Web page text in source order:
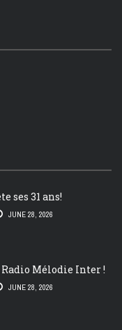
ses 31 ans!
JUNE 28, 2026
Mélodie Inter !
JUNE 28, 2026